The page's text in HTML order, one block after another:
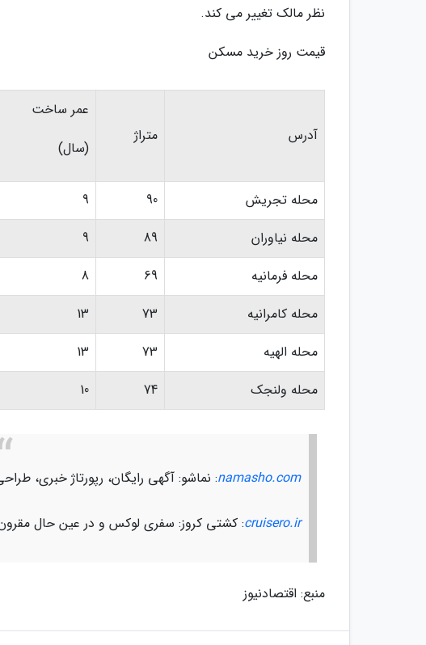
نظر مالک تغییر می کند.
قیمت روز خرید مسکن
آدرس متراژ
عمر ساخت
(سال)
محله تجریش 90
9
محله نیاوران
89
9
محله فرمانیه
69
8
محله کامرانیه
73
13
محله الهیه
73
13
محله ولنجک
74
10
namasho.com: نماشو: آگهی رایگان، رپورتاژ خبری،
cruisero.ir: کشتی کروز: سفری لوکس و در عین حال
منبع: اقتصادنیوز